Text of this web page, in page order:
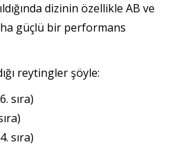
dizinin özellikle AB ve
güçlü bir performans
reytingler şöyle:
sıra)
sıra)